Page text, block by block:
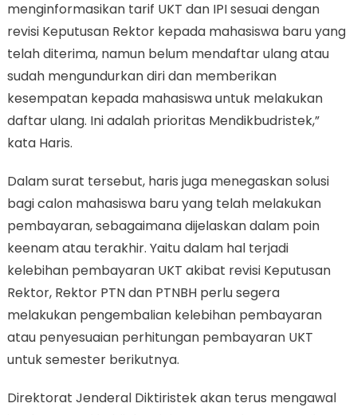
menginformasikan tarif UKT dan IPI sesuai dengan
revisi Keputusan Rektor kepada mahasiswa baru yang
telah diterima, namun belum mendaftar ulang atau
sudah mengundurkan diri dan memberikan
kesempatan kepada mahasiswa untuk melakukan
daftar ulang. Ini adalah prioritas Mendikbudristek,”
kata Haris.
Dalam surat tersebut, haris juga menegaskan solusi
bagi calon mahasiswa baru yang telah melakukan
pembayaran, sebagaimana dijelaskan dalam poin
keenam atau terakhir. Yaitu dalam hal terjadi
kelebihan pembayaran UKT akibat revisi Keputusan
Rektor, Rektor PTN dan PTNBH perlu segera
melakukan pengembalian kelebihan pembayaran
atau penyesuaian perhitungan pembayaran UKT
untuk semester berikutnya.
Direktorat Jenderal Diktiristek akan terus mengawal